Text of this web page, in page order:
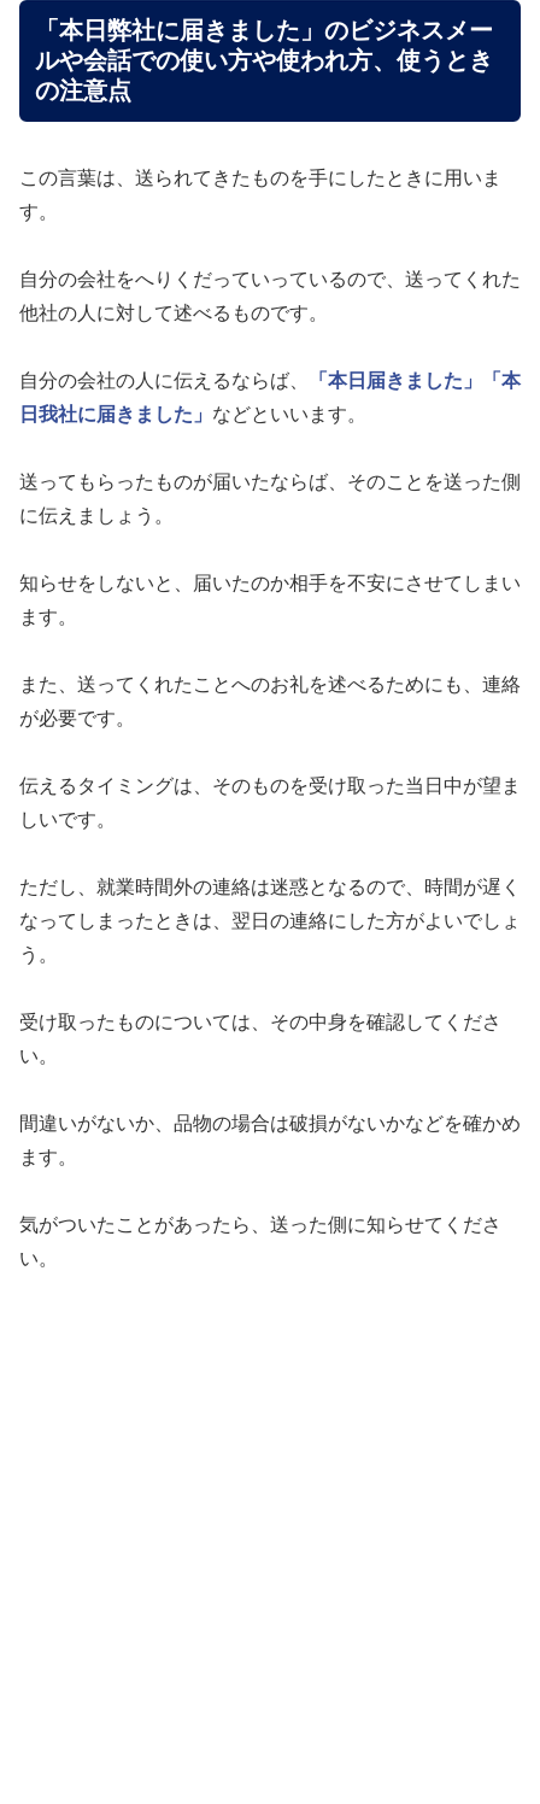
「本日弊社に届きました」のビジネスメー
ルや会話での使い方や使われ方、使うとき
の注意点
この言葉は、送られてきたものを手にしたときに用いま
す。
自分の会社をへりくだっていっているので、送ってくれた
他社の人に対して述べるものです。
自分の会社の人に伝えるならば、 「本日届きました」
「本
日我社に届きました」 などといいます。
送ってもらったものが届いたならば、そのことを送った側
に伝えましょう。
知らせをしないと、届いたのか相手を不安にさせてしまい
ます。
また、送ってくれたことへのお礼を述べるためにも、連絡
が必要です。
伝えるタイミングは、そのものを受け取った当日中が望ま
しいです。
ただし、就業時間外の連絡は迷惑となるので、時間が遅く
なってしまったときは、翌日の連絡にした方がよいでしょ
う。
受け取ったものについては、その中身を確認してくださ
い。
間違いがないか、品物の場合は破損がないかなどを確かめ
ます。
気がついたことがあったら、送った側に知らせてくださ
い。